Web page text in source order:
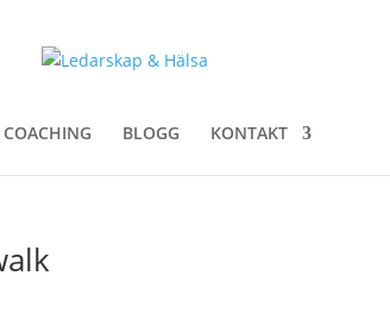
COACHING BLOGG KONTAKT